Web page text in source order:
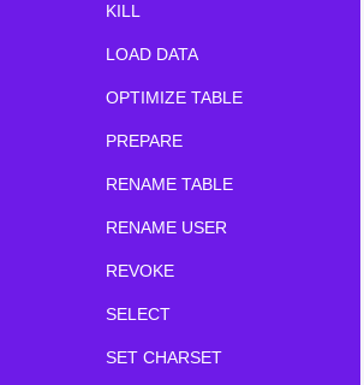
KILL
LOAD DATA
OPTIMIZE TABLE
PREPARE
RENAME TABLE
RENAME USER
REVOKE
SELECT
SET CHARSET